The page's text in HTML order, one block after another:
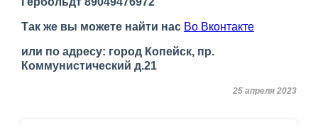
Так же вы можете найти нас Во Вконтакте
или по адресу: город Копейск, пр.
Коммунистический д.21
25 апреля 2023